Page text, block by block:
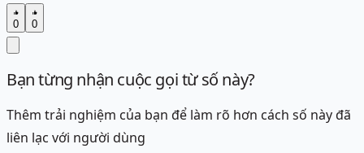
0 0
Bạn từng nhận cuộc gọi từ số này?
Thêm trải nghiệm của bạn để làm rõ hơn cách số này đã
liên lạc với người dùng